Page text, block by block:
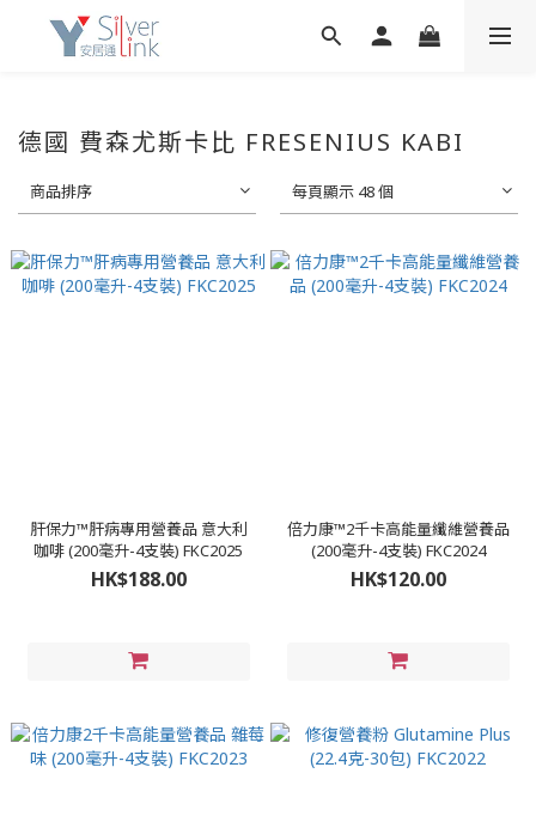
德國 費森尤斯卡比 FRESENIUS KABI
商品排序 每頁顯示 48 個
肝保力™肝病專用營養品 意大利
咖啡 (200毫升-4支裝) FKC2025
HK$188.00
倍力康™2千卡高能量纖維營養品
(200毫升-4支裝) FKC2024
HK$120.00